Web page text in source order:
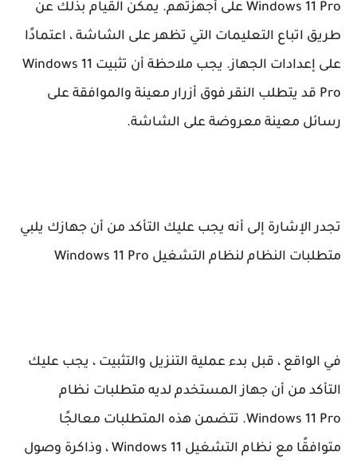
Windows 11 Pro على أجهزتهم. يمكن القيام بذلك عن
طريق اتباع التعليمات التي تظهر على الشاشة ، اعتمادًا
على إعدادات الجهاز. يجب ملاحظة أن تثبيت Windows 11
Pro قد يتطلب النقر فوق أزرار معينة والموافقة على
رسائل معينة معروضة على الشاشة.
تجدر الإشارة إلى أنه يجب عليك التأكد من أن جهازك يلبي
متطلبات النظام لنظام التشغيل Windows 11 Pro
في الواقع ، قبل بدء عملية التنزيل والتثبيت ، يجب عليك
التأكد من أن جهاز المستخدم لديه متطلبات نظام
Windows 11 Pro. تتضمن هذه المتطلبات معالجًا
متوافقًا مع نظام التشغيل Windows 11 ، وذاكرة وصول